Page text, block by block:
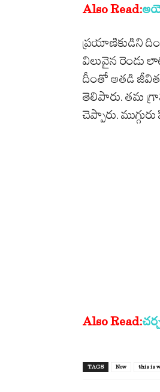
Also Read:
ప్రయాణికుడిని
విలువైన రెండు
దీంతో అతడి
తెలిపారు. తమ
చెప్పారు.
Also Read:
TAGS Now this is